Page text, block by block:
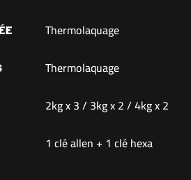
Thermolaquage
Thermolaquage
2kg x 3 / 3kg x 2 / 4kg x 2
1 clé allen + 1 clé hexa